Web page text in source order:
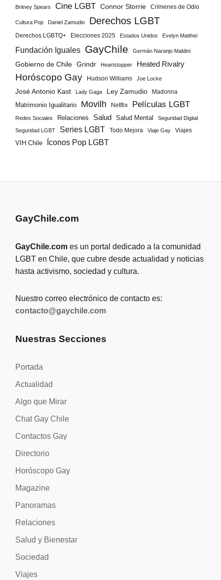
Britney Spears Cine LGBT Connor Storrie Crímenes de Odio
Cultura Pop Daniel Zamudio Derechos LGBT
Derechos LGBTQ+ Elecciones 2025 Estados Unidos Evelyn Matthei
Fundación Iguales GayChile Germán Naranjo Maldini
Gobierno de Chile Grindr Heartstopper Heated Rivalry
Horóscopo Gay Hudson Williams Joe Locke
José Antonio Kast Lady Gaga Ley Zamudio Madonna
Matrimonio Igualitario Movilh Netflix Películas LGBT
Redes Sociales Relaciones Salud Salud Mental Seguridad Digital
Seguridad LGBT Series LGBT Todo Mejora Viaje Gay
Viajes
VIH Chile
Íconos Pop LGBT
GayChile.com
GayChile.com es un portal dedicado a la comunidad
LGBT en Chile, que cubre desde actualidad y noticias
hasta activismo, sociedad y cultura.
Nuestro correo electrónico de contacto es:
contacto@gaychile.com
Nuestras Secciones
Portada
Actualidad
Algo que Mirar
Chat Gay Chile
Contactos Gay
Directorio
Horóscopo Gay
Magazine
Panoramas
Relaciones
Salud y Bienestar
Sociedad
Viajes